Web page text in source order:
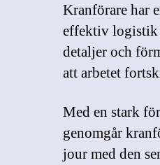
Kranförare har
effektiv logistik
detaljer och
att arbetet
Med en stark
genomgår
jour med den